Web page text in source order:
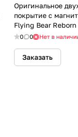
Оригинальное
покрытие с
Flying Bear Reborn
0 0 Нет в
Заказать